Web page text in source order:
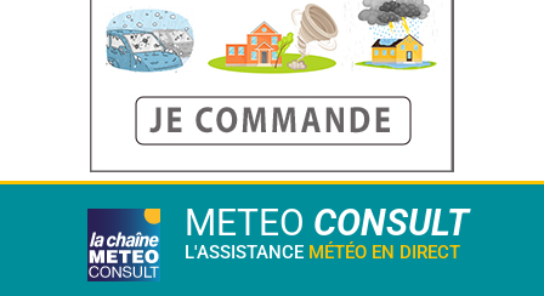
METEO CONSULT
L'ASSISTANCE MÉTÉO EN DIRECT